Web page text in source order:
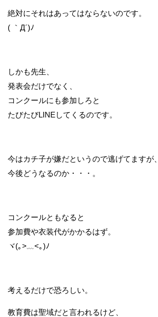
絶対にそれはあってはならないのです。
( ｀Д´)ﾉ
しかも先生、
発表会だけでなく、
コンクールにも参加しろと
たびたびLINEしてくるのです。
今はカチ子が嫌だというので逃げてますが、
今後どうなるのか・・・。
コンクールともなると
参加費や衣装代がかかるはず。
ヾ(｡>﹏<｡)ﾉ
考えるだけで恐ろしい。
教育費は聖域だと言われるけど、